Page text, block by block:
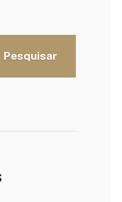
Pesquisar